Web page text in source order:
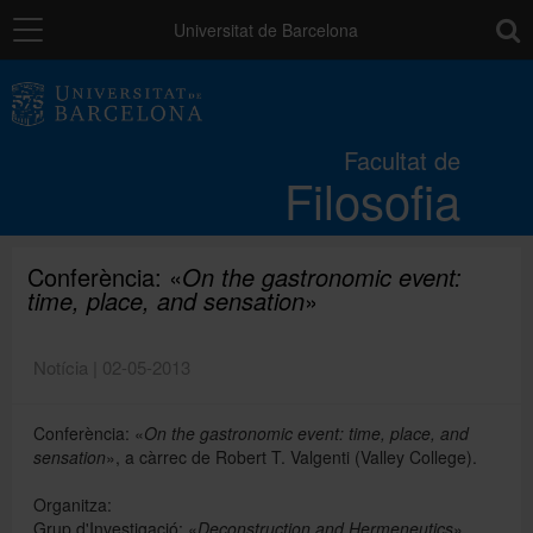
Navegació Universitat de Barcelona
Facultat de
Filosofia
Estudis
Recerca i innovació
Mobilitat
Relacions externes
Conferència: «On the gastronomic event:
time, place, and sensation»
Notícia | 02-05-2013
Conferència: «On the gastronomic event: time, place, and
sensation», a càrrec de Robert T. Valgenti (Valley College).
Organitza:
Grup d'Investigació: «Deconstruction and Hermeneutics»,